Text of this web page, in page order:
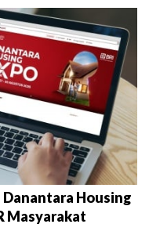
Danantara Housing
Masyarakat